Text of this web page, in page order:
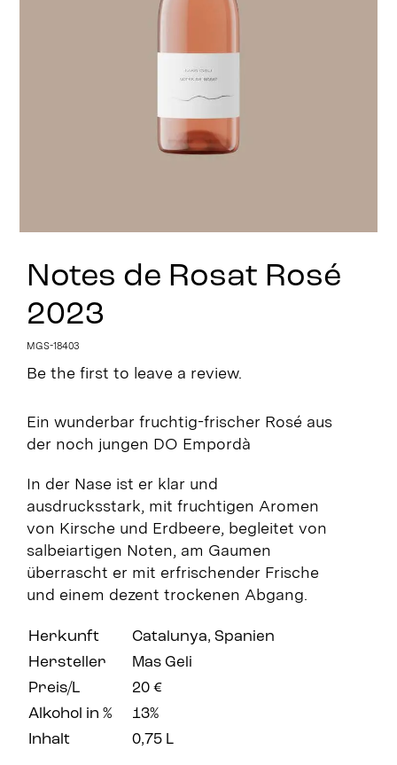
Notes de Rosat Rosé
2023
MGS-18403
Be the first to leave a review.
Ein wunderbar fruchtig-frischer Rosé aus
der noch jungen DO Empordà
In der Nase ist er klar und
ausdrucksstark, mit fruchtigen Aromen
von Kirsche und Erdbeere, begleitet von
salbeiartigen Noten, am Gaumen
überrascht er mit erfrischender Frische
und einem dezent trockenen Abgang.
Herkunft
Catalunya, Spanien
Hersteller
Mas Geli
Preis/L
20 €
Alkohol in %
13%
Inhalt
0,75 L